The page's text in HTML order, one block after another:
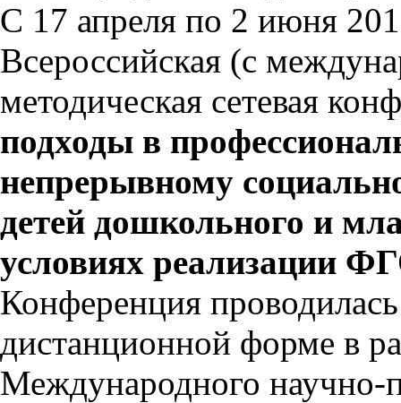
С 17 апреля по 2 июня
Всероссийская (с
методическая сетевая
подходы в
непрерывному
детей дошкольного и
условиях реализации
Конференция
дистанционной форме в
Международного